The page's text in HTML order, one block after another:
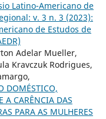
Latino-Americano de
v. 3 n. 3 (2023):
de Estudos de
Adelar Mueller,
Kravczuk Rodrigues,
DOMÉSTICO,
A CARÊNCIA DAS
PARA AS MULHERES